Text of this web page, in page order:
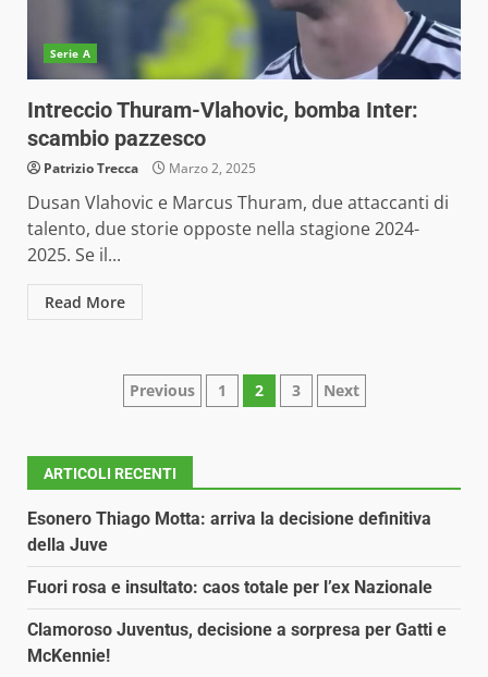
Serie A
Intreccio Thuram-Vlahovic, bomba Inter:
scambio pazzesco
Patrizio Trecca Marzo 2, 2025
Dusan Vlahovic e Marcus Thuram, due attaccanti di
talento, due storie opposte nella stagione 2024-
2025. Se il...
Read More
Paginazione
articoli
Previous 1 2 3 Next
ARTICOLI RECENTI
Esonero Thiago Motta: arriva la decisione definitiva
della Juve
Fuori rosa e insultato: caos totale per l’ex Nazionale
Clamoroso Juventus, decisione a sorpresa per Gatti e
McKennie!